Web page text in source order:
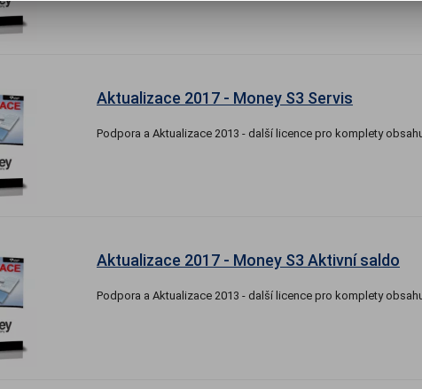
Aktualizace 2017 - Money S3 Servis
Podpora a Aktualizace 2013 - další licence pro komplety
Aktualizace 2017 - Money S3 Aktivní saldo
Podpora a Aktualizace 2013 - další licence pro komplety